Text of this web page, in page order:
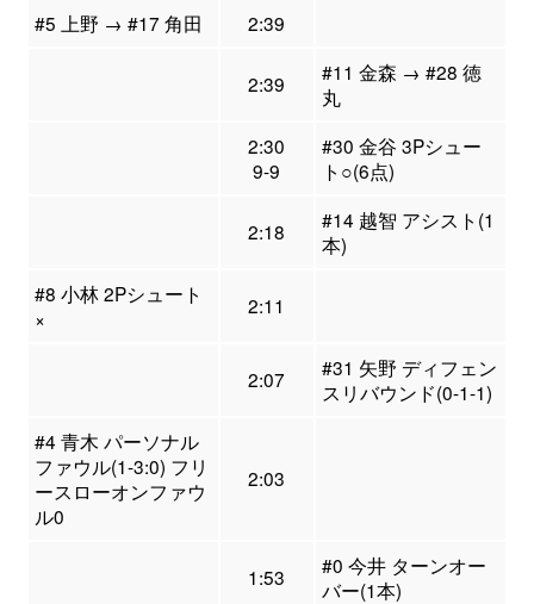
#5 上野 → #17 角田
2:39
2:39
#11 金森 → #28 徳
丸
2:30
9-9
#30 金谷 3Pシュー
ト○(6点)
2:18
#14 越智 アシスト(1
本)
#8 小林 2Pシュート
×
2:11
2:07
#31 矢野 ディフェン
スリバウンド(0-1-1)
#4 青木 パーソナル
ファウル(1-3:0) フリ
ースローオンファウ
ル0
2:03
1:53
#0 今井 ターンオー
バー(1本)